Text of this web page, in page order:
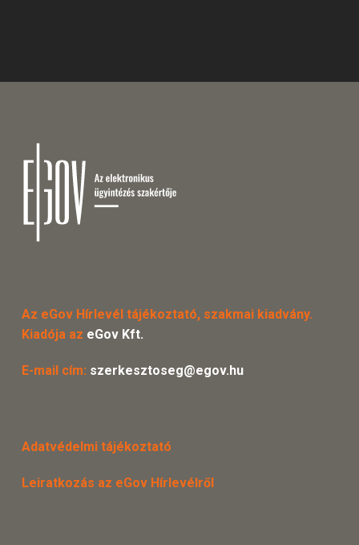
Az eGov Hírlevél tájékoztató, szakmai kiadvány.
Kiadója az eGov Kft.
E-mail cím: szerkesztoseg@egov.hu
Adatvédelmi tájékoztató
Leiratkozás az eGov Hírlevélről